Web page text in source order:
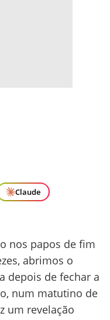
Claude
nos papos de fim
abrimos o
depois de fechar a
num matutino de
um revelação